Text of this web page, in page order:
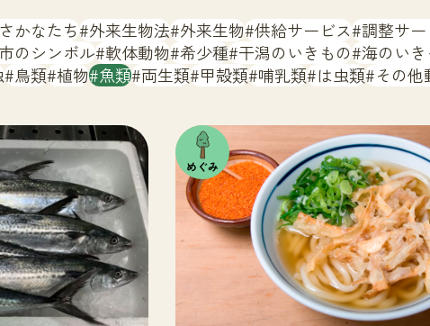
かなたち 外来生物法 外来生物 供給サービス 調整サ
のシンボル 軟体動物 希少種 干潟のいきもの 海のい
鳥類 植物 魚類 両生類 甲殻類 哺乳類 は虫類 その他
注目の
いきも
の